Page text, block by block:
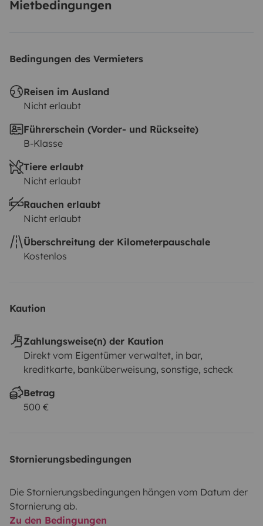
A prestu in Corsica
Mietbedingungen
Bedingungen des Vermieters
Reisen im Ausland
Nicht erlaubt
Führerschein (Vorder- und Rückseite)
B-Klasse
Tiere erlaubt
Nicht erlaubt
Rauchen erlaubt
Nicht erlaubt
Überschreitung der Kilometerpauschale
Kostenlos
Kaution
Zahlungsweise(n) der Kaution
Direkt vom Eigentümer verwaltet, in bar,
kreditkarte, banküberweisung, sonstige, scheck
Betrag
500 €
Stornierungsbedingungen
Die Stornierungsbedingungen hängen vom Datum der
Stornierung ab.
Zu den Bedingungen